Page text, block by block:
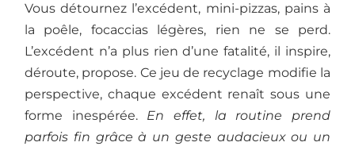
Vous détournez l’excédent, mini-pizzas, pains à
la poêle, focaccias légères, rien ne se perd.
L’excédent n’a plus rien d’une fatalité, il inspire,
déroute, propose. Ce jeu de recyclage modifie la
perspective, chaque excédent renaît sous une
forme inespérée. En effet, la routine prend
parfois fin grâce à un geste audacieux ou un